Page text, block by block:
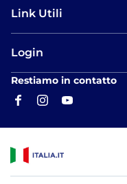
Link Utili
Login
Restiamo in contatto